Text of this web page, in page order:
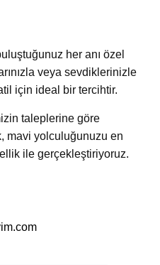
her anı özel
veya sevdiklerinizle
için ideal bir tercihtir.
taleplerine göre
mavi yolculuğunuzu en
ile gerçekleştiriyoruz.